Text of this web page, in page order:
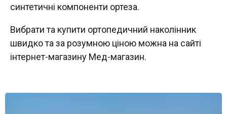
синтетичні компоненти ортеза.
Вибрати та купити ортопедичний наколінник
швидко та за розумною ціною можна на сайті
інтернет-магазину Мед-магазин.